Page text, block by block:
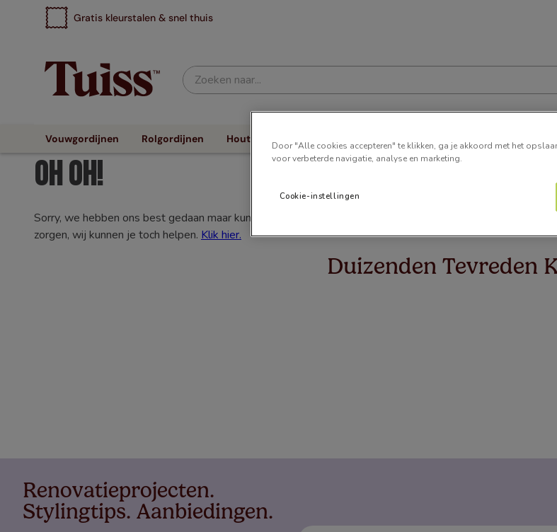
Gratis kleurstalen & snel thuis
Zoeken naar...
Vouwgordijnen Rolgordijnen Houten Jaloezieën
Oh oh!
Sorry, we hebben ons best gedaan maar kunnen niet vinden wat u zoekt. Het kan zijn dat we de pagina
zorgen, wij kunnen je toch helpen. Klik hier.
Duizenden Tevreden
Renovatieprojecten.
Stylingtips. Aanbiedingen.
Door "Alle cookies accepteren" te klikken, ga je akkoord met het
voor verbeterde navigatie, analyse en marketing.
Cookie-instellingen